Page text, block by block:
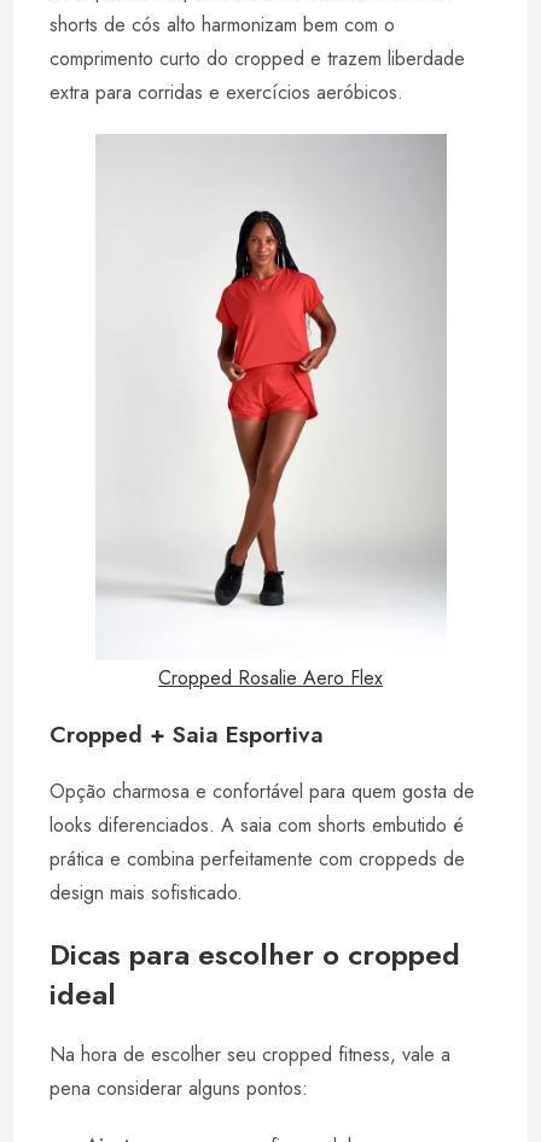
shorts de cós alto harmonizam bem com o
comprimento curto do cropped e trazem liberdade
extra para corridas e exercícios aeróbicos.
Cropped Rosalie Aero Flex
Cropped + Saia Esportiva
Opção charmosa e confortável para quem gosta de
looks diferenciados. A saia com shorts embutido é
prática e combina perfeitamente com croppeds de
design mais sofisticado.
Dicas para escolher o cropped
ideal
Na hora de escolher seu cropped fitness, vale a
pena considerar alguns pontos: